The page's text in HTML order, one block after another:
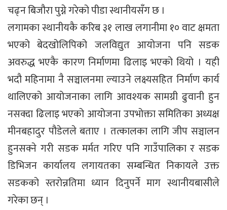
चढ्न बिजौरा पुग्ने गरेको पीडा स्थानीयसँग छ ।
लगामका स्थानीयकै करिब ३१ लाख लगानीमा १० वाट क्षमता
भएको बेदखोलिपिको जलविद्युत आयोजना पनि सडक
अवरुद्ध भएकै कारण निर्माणमा ढिलाइ भएको थियो । यही
भदौ महिनामा नै सञ्चालनमा ल्याउने लक्ष्यसहित निर्माण कार्य
थालिएको आयोजनाका लागि आवश्यक सामग्री ढुवानी हुन
नसक्दा ढिलाइ भएको आयोजना उपभोक्ता समितिका अध्यक्ष
मीनबहादुर पौडेलले बताए । तत्कालका लागि जीप सञ्चालन
हुनसक्ने गरी सडक मर्मत गरिए पनि गाउँपालिका र सडक
डिभिजन कार्यालय लगायतका सम्बन्धित निकायले उक्त
सडकको स्तरोन्नतिमा ध्यान दिनुपर्ने माग स्थानीयबासीले
गरेका छन् ।